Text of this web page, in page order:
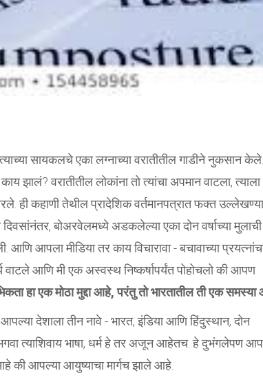
त्याच्या सायकलचे एका लग्नाच्या वरातीतील गाडीने नुकसान केले.
झालं? वरातीतील लोकांना तो त्यांचा अपमान वाटला, त्याला
ही कहाणी तेथील प्रादेशिक वर्तमानपत्रात फक्त
बोअरवेलमध्ये अडकलेल्या एका दोन वर्षाच्या
आपला मीडिया तर काय विचारावा - बचावाच्या
वाटले आणि मी एक अस्वस्थ निष्कर्षापर्यंत पोहोचलो की आपण
हा एक मोठा मुद्दा आहे, परंतु तो भारतातील ती एक
देशाला तीन नावे - भारत, इंडिया आणि हिंदुस्थान, दोन
त्याशिवाय भाषा, धर्म हे तर अजून आहेतच. हे दुभंगलेपण
आपल्या आयुष्याचा मार्गच झाले आहे.